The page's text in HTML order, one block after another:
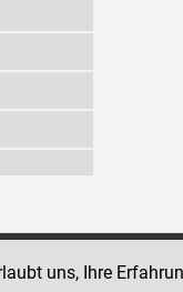
1080 Wien
uns, Ihre